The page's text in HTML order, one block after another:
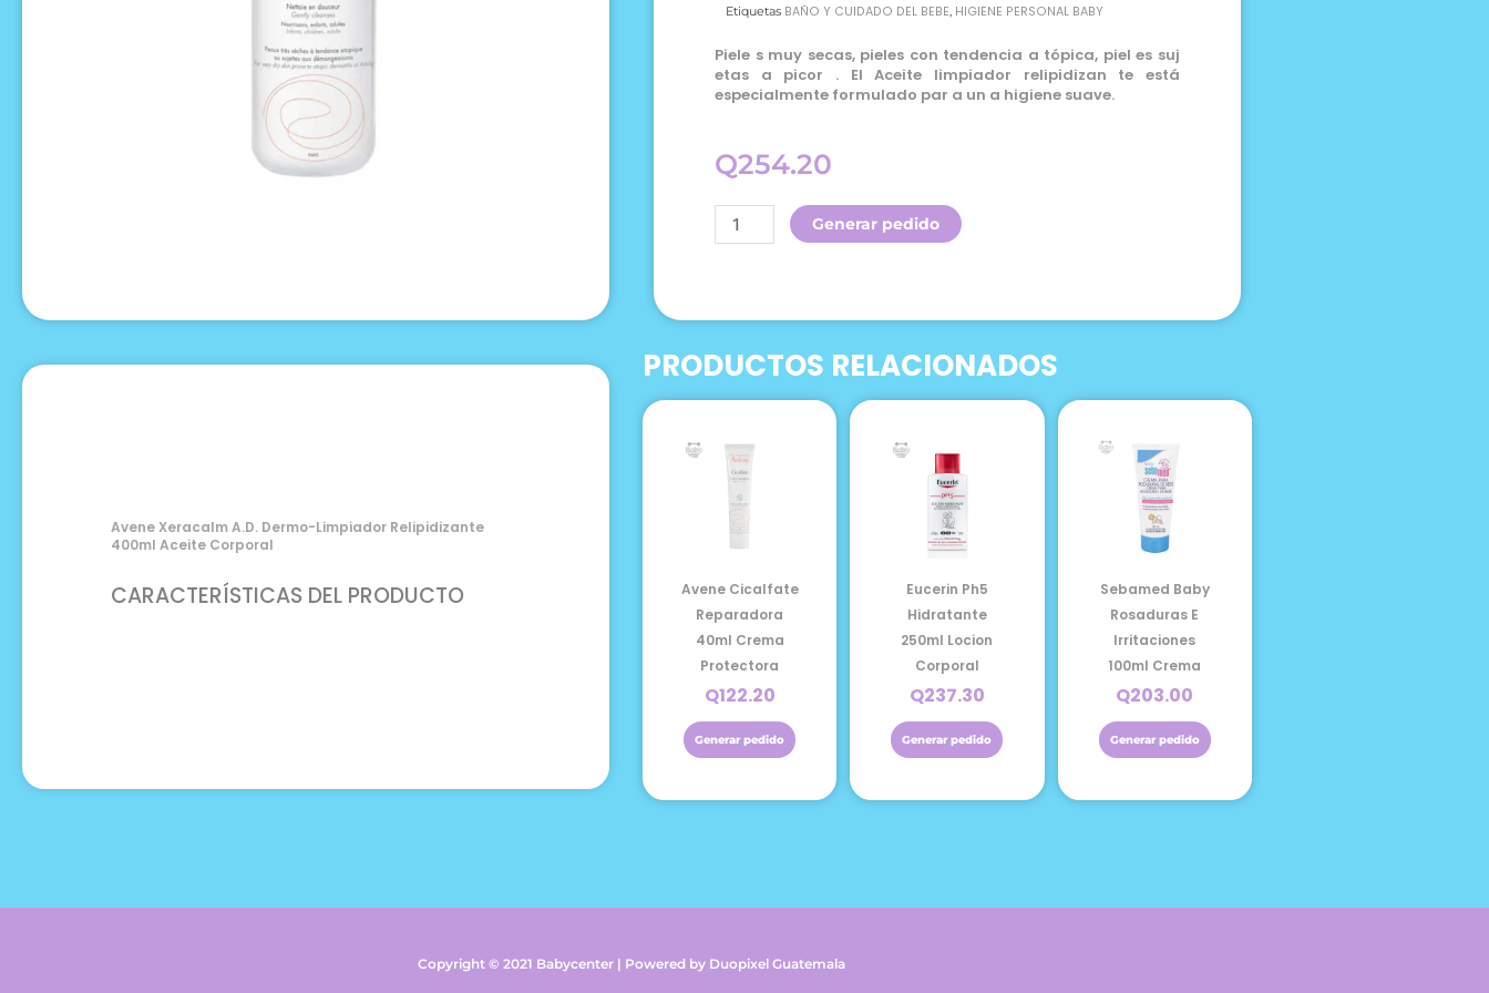
Etiquetas BAÑO Y CUIDADO DEL BEBE, HIGIENE PERSONAL BABY
Piele s muy secas, pieles con tendencia a tópica, piel es suj
etas a picor . El Aceite limpiador relipidizan te está
especialmente formulado par a un a higiene suave.
Q254.20
Avene
Xeracalm
limpiador
400ml
Aceite
cantidad
Generar pedido
Avene Xeracalm A.d. Dermo-Limpiador Relipidizante
400ml Aceite Corporal
CARACTERÍSTICAS DEL PRODUCTO
PRODUCTOS RELACIONADOS
Avene Cicalfate
Reparadora
40ml Crema
Protectora
Q122.20
Generar pedido
Eucerin Ph5
Hidratante
250ml Locion
Corporal
Q237.30
Generar pedido
Sebamed Baby
Rosaduras E
Irritaciones
100ml Crema
Q203.00
Generar pedido
Copyright © 2021 Babycenter | Powered by Duopixel Guatemala